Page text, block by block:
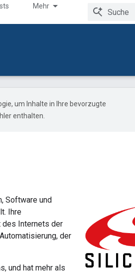
Mehr
um Inhalte in Ihre bevorzugte
enthalten.
Software und
Ihre
des Internets der
der
und hat mehr als